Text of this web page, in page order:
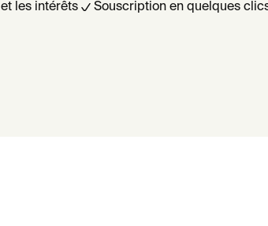
les intérêts Souscription en quelques